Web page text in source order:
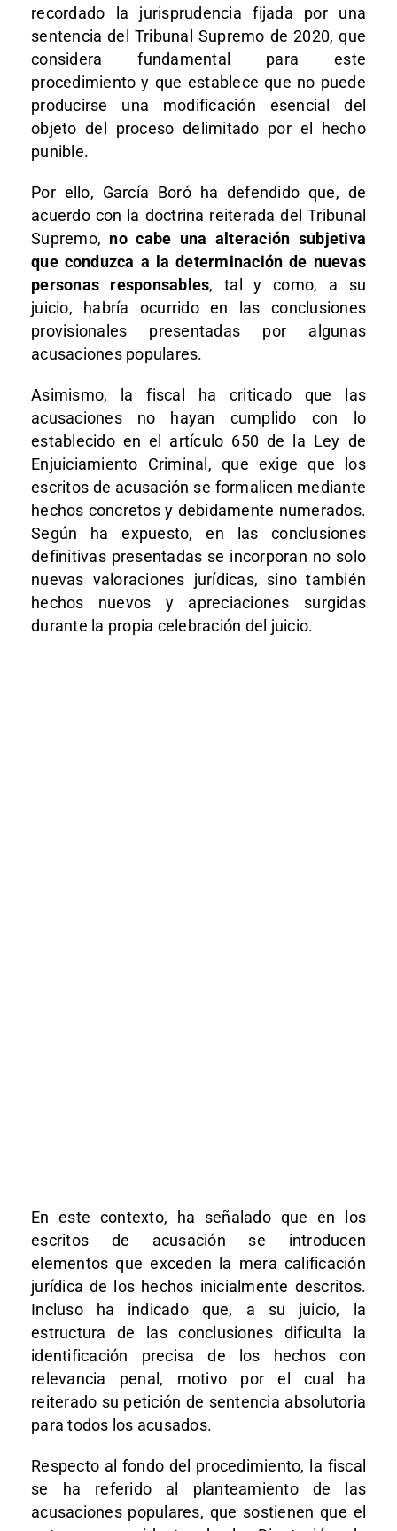
recordado la jurisprudencia fijada por una
sentencia del Tribunal Supremo de 2020, que
considera fundamental para este
procedimiento y que establece que no puede
producirse una modificación esencial del
objeto del proceso delimitado por el hecho
punible.
Por ello, García Boró ha defendido que, de
acuerdo con la doctrina reiterada del Tribunal
Supremo, no cabe una alteración subjetiva
que conduzca a la determinación de nuevas
personas responsables, tal y como, a su
juicio, habría ocurrido en las conclusiones
provisionales presentadas por algunas
acusaciones populares.
Asimismo, la fiscal ha criticado que las
acusaciones no hayan cumplido con lo
establecido en el artículo 650 de la Ley de
Enjuiciamiento Criminal, que exige que los
escritos de acusación se formalicen mediante
hechos concretos y debidamente numerados.
Según ha expuesto, en las conclusiones
definitivas presentadas se incorporan no solo
nuevas valoraciones jurídicas, sino también
hechos nuevos y apreciaciones surgidas
durante la propia celebración del juicio.
En este contexto, ha señalado que en los
escritos de acusación se introducen
elementos que exceden la mera calificación
jurídica de los hechos inicialmente descritos.
Incluso ha indicado que, a su juicio, la
estructura de las conclusiones dificulta la
identificación precisa de los hechos con
relevancia penal, motivo por el cual ha
reiterado su petición de sentencia absolutoria
para todos los acusados.
Respecto al fondo del procedimiento, la fiscal
se ha referido al planteamiento de las
acusaciones populares, que sostienen que el